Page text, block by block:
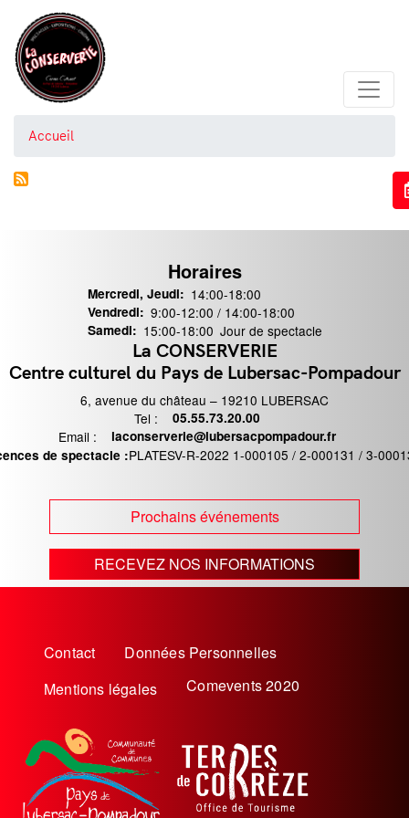
Accueil
Horaires
Mercredi, Jeudi: 14:00-18:00
Vendredi: 9:00-12:00 / 14:00-18:00
Samedi: 15:00-18:00 Jour de spectacle
La CONSERVERIE
Centre culturel du Pays de Lubersac-Pompadour
6, avenue du château – 19210 LUBERSAC
Tel :
Téléphone
05.55.73.20.00
Email : Email
laconserverie@lubersacpompadour.fr
de spectacle :PLATESV-R-2022 1-000105 / 2-000131 / 3-
Prochains événements
RECEVEZ NOS INFORMATIONS
Menu
Pied
page
Contact
Données Personnelles
Mentions légales
Comevents 2020